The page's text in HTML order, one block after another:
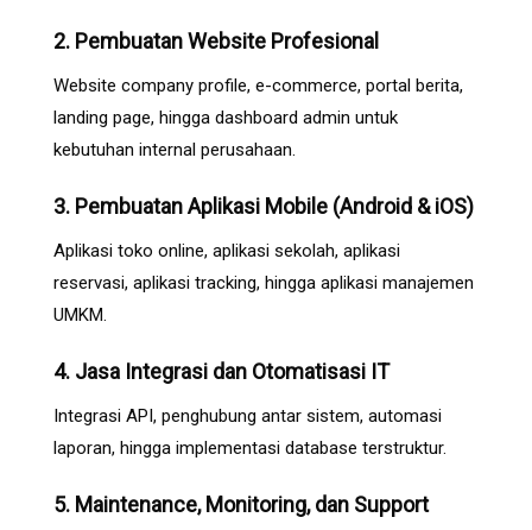
2. Pembuatan Website Profesional
Website company profile, e-commerce, portal berita,
landing page, hingga dashboard admin untuk
kebutuhan internal perusahaan.
3. Pembuatan Aplikasi Mobile (Android & iOS)
Aplikasi toko online, aplikasi sekolah, aplikasi
reservasi, aplikasi tracking, hingga aplikasi manajemen
UMKM.
4. Jasa Integrasi dan Otomatisasi IT
Integrasi API, penghubung antar sistem, automasi
laporan, hingga implementasi database terstruktur.
5. Maintenance, Monitoring, dan Support